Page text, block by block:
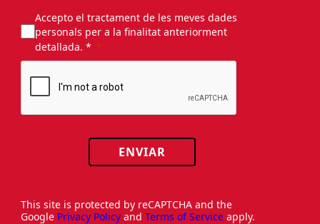
Accepto el tractament de les meves dades
personals per a la finalitat anteriorment
detallada. *
ENVIAR
This site is protected by reCAPTCHA and the
Google Privacy Policy and Terms of Service apply.